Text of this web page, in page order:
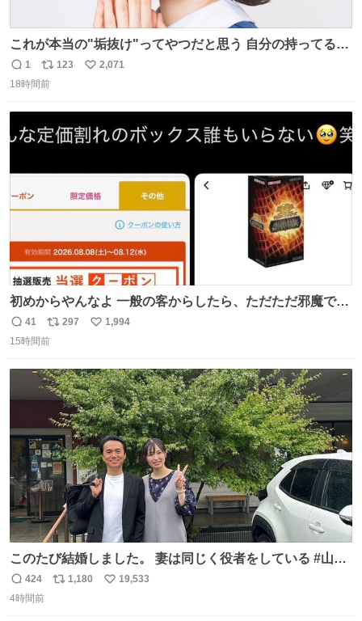
これが本当の"垢抜け"ってやつだと思う 自分の持ってるポ
テンシャルを最大限活かしてるもん 私も整形とかじゃなく
て、こういう垢抜け方したい
返
信
1
リ
ポ
ト
数
123
い
数
2,071
18時間前
初めからやんなよ 一般の客からしたら、ただただ邪魔でし
かないのよ
返
信
41
リ
ポ
ト
数
297
い
数
1,994
15時間前
このたび結婚しました。 妻は同じく役者をしている #山下
ひかり です。 これからも一つひとつの作品に真摯に向き合
い、役者として精進していきます。変わらず見守っていた
返
信
424
リ
1,180
い
19,533
4時間前